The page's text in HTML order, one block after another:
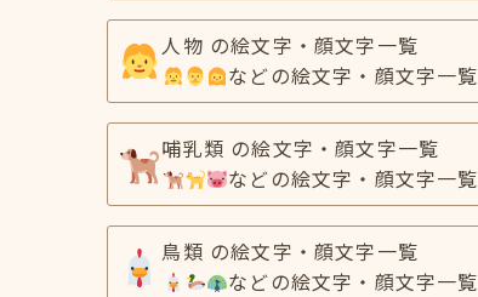
人物 の絵文字・顔文字一覧
などの絵文字・顔文字一覧
哺乳類 の絵文字・顔文字一覧
などの絵文字・顔文字一覧
鳥類 の絵文字・顔文字一覧
などの絵文字・顔文字一覧